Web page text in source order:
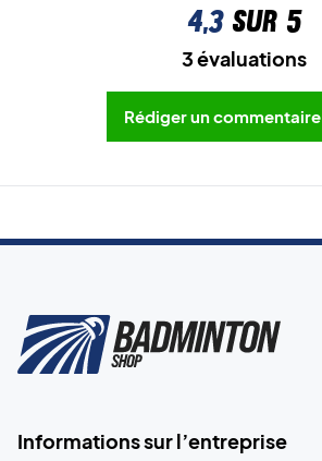
4,3sur 5
3 évaluations
Rédiger un commentaire
Informations sur l’entreprise